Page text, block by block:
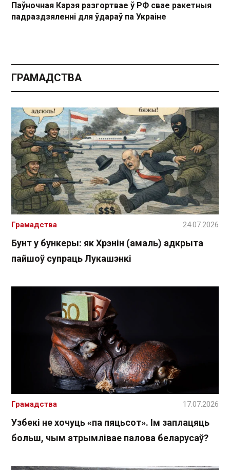
Паўночная Карэя разгортвае ў РФ свае ракетныя
падраздзяленні для ўдараў па Украіне
ГРАМАДСТВА
Бунт у бункеры: як Хрэнін (амаль) адкрыта
пайшоў супраць Лукашэнкі
Грамадства 24.07.2026
Узбекі не хочуць «па пяцьсот». Ім заплацяць
больш, чым атрымлівае палова беларусаў?
Грамадства 17.07.2026